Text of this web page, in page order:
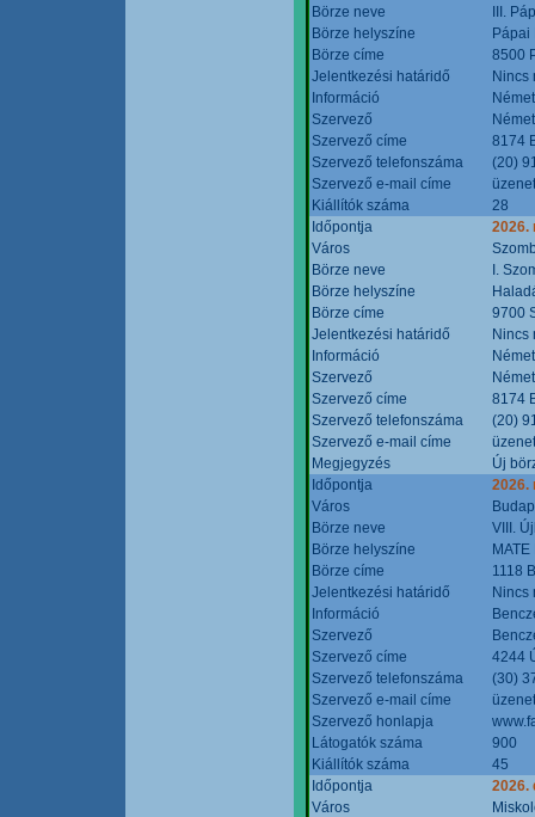
Börze neve
III.
Börze helyszíne
Pápai
Börze címe
8500
Jelentkezési határidő
Nincs
Információ
Szervező
Szervező címe
8174
Szervező telefonszáma
(20)
Szervező e-mail címe
Kiállítók száma
28
Időpontja
2026.
Város
Börze neve
I.
Börze helyszíne
Börze címe
9700
Jelentkezési határidő
Nincs
Információ
Szervező
Szervező címe
8174
Szervező telefonszáma
(20)
Szervező e-mail címe
Megjegyzés
Új
Időpontja
2026.
Város
Börze neve
VIII.
Börze helyszíne
Börze címe
1118
Jelentkezési határidő
Nincs
Információ
Szervező
Szervező címe
4244
Szervező telefonszáma
(30)
Szervező e-mail címe
Szervező honlapja
Látogatók száma
900
Kiállítók száma
45
Időpontja
2026.
Város